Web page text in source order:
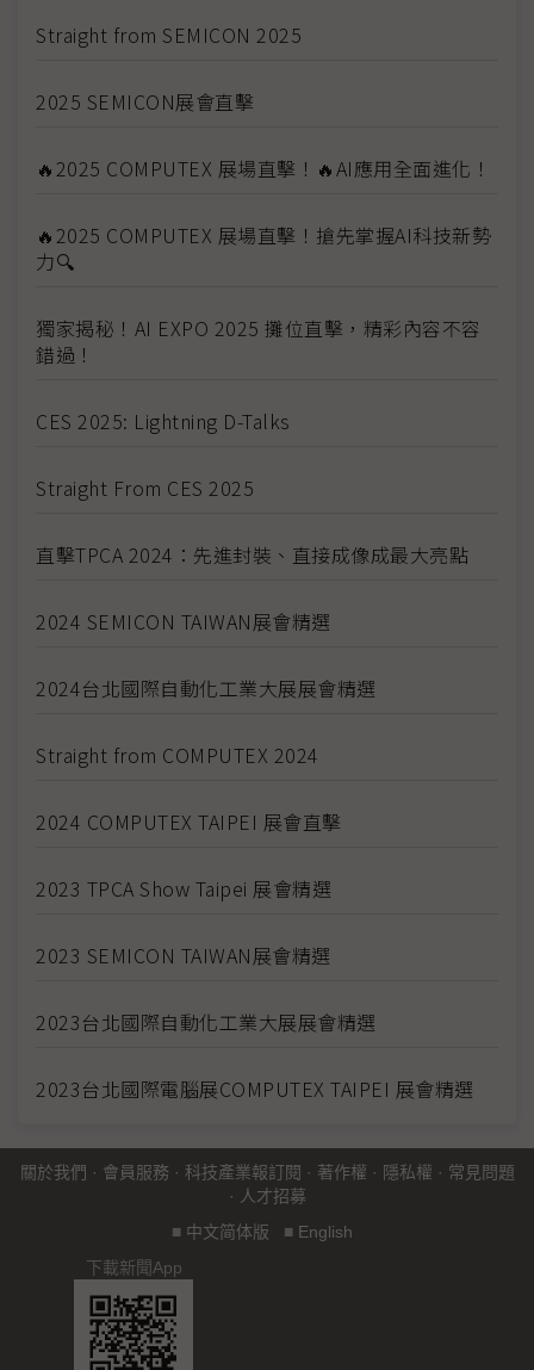
Straight from SEMICON 2025
2025 SEMICON展會直擊
🔥2025 COMPUTEX 展場直擊！🔥AI應用全面進化！
🔥2025 COMPUTEX 展場直擊！搶先掌握AI科技新勢
力🔍
獨家揭秘！AI EXPO 2025 攤位直擊，精彩內容不容
錯過！
CES 2025: Lightning D-Talks
Straight From CES 2025
直擊TPCA 2024：先進封裝、直接成像成最大亮點
2024 SEMICON TAIWAN展會精選
2024台北國際自動化工業大展展會精選
Straight from COMPUTEX 2024
2024 COMPUTEX TAIPEI 展會直擊
2023 TPCA Show Taipei 展會精選
2023 SEMICON TAIWAN展會精選
2023台北國際自動化工業大展展會精選
2023台北國際電腦展COMPUTEX TAIPEI 展會精選
關於我們 · 會員服務 · 科技產業報訂閱 · 著作權 · 隱私權 · 常見問題
· 人才招募
■ 中文简体版 ■ English
下載新聞App